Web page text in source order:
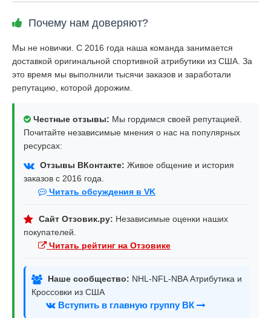
Почему нам доверяют?
Мы не новички. С 2016 года наша команда занимается
доставкой оригинальной спортивной атрибутики из США. За
это время мы выполнили тысячи заказов и заработали
репутацию, которой дорожим.
Честные отзывы: Мы гордимся своей репутацией.
Почитайте независимые мнения о нас на популярных
ресурсах:
Отзывы ВКонтакте: Живое общение и история
заказов с 2016 года.
Читать обсуждения в VK
Сайт Отзовик.ру: Независимые оценки наших
покупателей.
Читать рейтинг на Отзовике
Наше сообщество: NHL-NFL-NBA Атрибутика и
Кроссовки из США
Вступить в главную группу ВК